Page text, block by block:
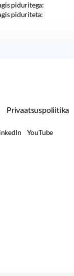
piduritega:
piduriteta:
Privaatsuspoliitika
YouTube